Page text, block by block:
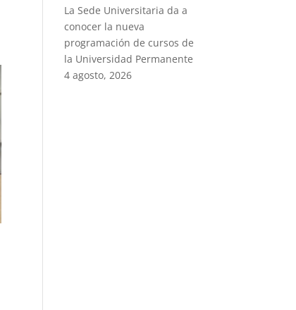
La Sede Universitaria da a
conocer la nueva
programación de cursos de
la Universidad Permanente
4 agosto, 2026